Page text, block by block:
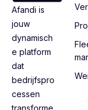
Afandi is
jouw
dynamisch
e platform
dat
bedrijfspro
cessen